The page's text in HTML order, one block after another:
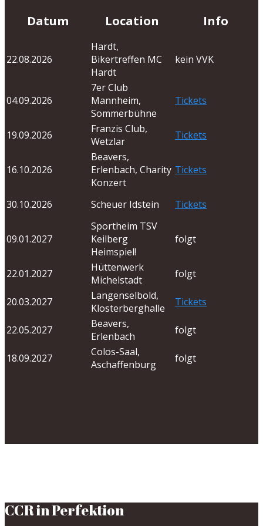
Datum Location Info
22.08.2026
Hardt,
Bikertreffen MC
Hardt
kein VVK
04.09.2026
7er Club
Mannheim,
Sommerbühne
Tickets
19.09.2026
Franzis Club,
Wetzlar
Tickets
16.10.2026
Beavers,
Erlenbach, Charity
Konzert
Tickets
30.10.2026 Scheuer Idstein Tickets
09.01.2027
Sportheim TSV
Keilberg
Heimspiel!
folgt
22.01.2027
Hüttenwerk
Michelstadt
folgt
20.03.2027
Langenselbold,
Klosterberghalle
Tickets
22.05.2027
Beavers,
Erlenbach
folgt
18.09.2027
Colos-Saal,
Aschaffenburg
folgt
CCR in Perfektion